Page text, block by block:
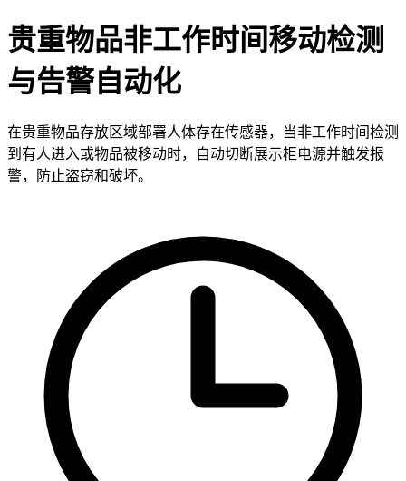
贵重物品非工作时间移动检测
与告警自动化
在贵重物品存放区域部署人体存在传感器，当非工作时间检测
到有人进入或物品被移动时，自动切断展示柜电源并触发报
警，防止盗窃和破坏。